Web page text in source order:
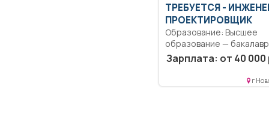
ТРЕБУЕТСЯ -
ПРОЕКТИРОВЩИК
Образование: Высшее
образование —
Разрабатывать научно-
техническую продукцию.
Зарплата: от 40 000
г